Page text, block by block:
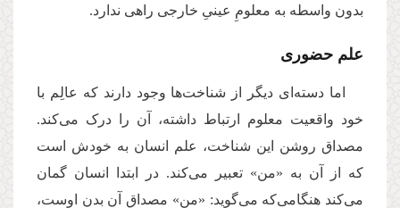
بدون واسطه به معلومِ عینیِ خارجی راهی ندارد.
علم حضوری
اما دسته‌ای دیگر از شناخت‌ها وجود دارند که عالِم با
خود واقعیت معلوم ارتباط داشته، آن را درک می‌کند.
مصداق روشن این شناخت، علم انسان به خودش است
که از آن به «من» تعبیر می‌کند. در ابتدا انسان گمان
می‌کند هنگامی‌که می‌گوید: «من» مصداق آن بدن اوست،